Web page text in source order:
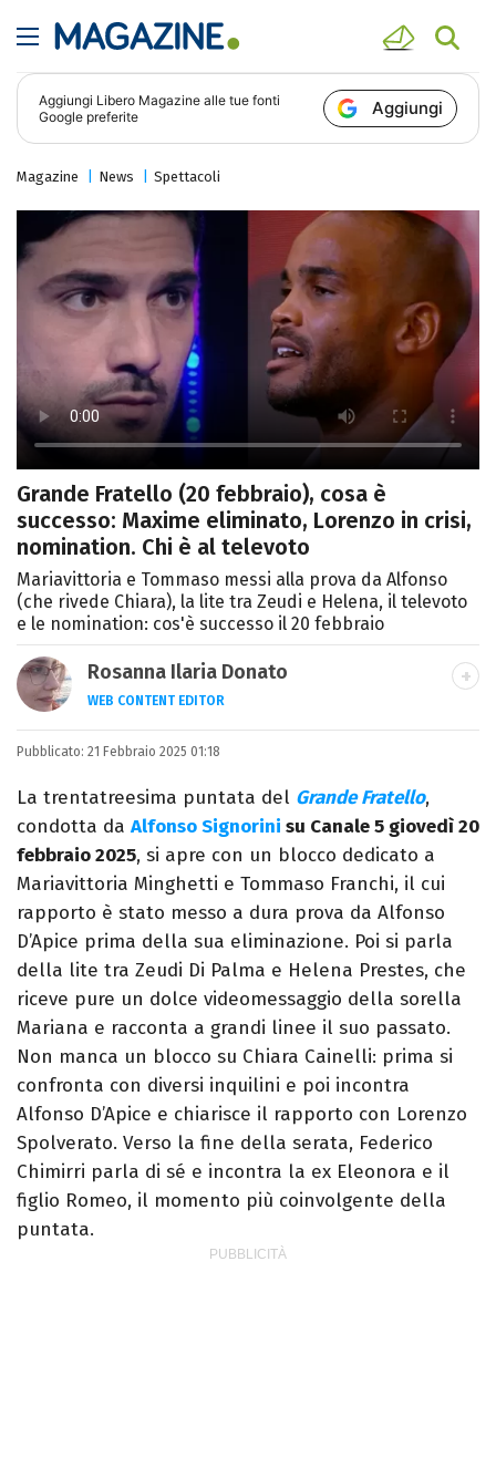
Aggiungi Libero Magazine alle tue fonti
Google preferite
Aggiungi
Magazine News Spettacoli
Grande Fratello (20 febbraio), cosa è
successo: Maxime eliminato, Lorenzo in crisi,
nomination. Chi è al televoto
Mariavittoria e Tommaso messi alla prova da Alfonso
(che rivede Chiara), la lite tra Zeudi e Helena, il televoto
e le nomination: cos'è successo il 20 febbraio
Rosanna Ilaria Donato
WEB CONTENT EDITOR
Laureata in Linguaggi dei Media, mi dedico
Ho lavorato come web content editor
freelance per diverse testate.
Pubblicato: 21 Febbraio 2025 01:18
La trentatreesima puntata del Grande Fratello,
condotta da Alfonso Signorini su Canale 5 giovedì 20
febbraio 2025, si apre con un blocco dedicato a
Mariavittoria Minghetti e Tommaso Franchi, il cui
rapporto è stato messo a dura prova da Alfonso
D’Apice prima della sua eliminazione. Poi si parla
della lite tra Zeudi Di Palma e Helena Prestes, che
riceve pure un dolce videomessaggio della sorella
Mariana e racconta a grandi linee il suo passato.
Non manca un blocco su Chiara Cainelli: prima si
confronta con diversi inquilini e poi incontra
Alfonso D’Apice e chiarisce il rapporto con Lorenzo
Spolverato. Verso la fine della serata, Federico
Chimirri parla di sé e incontra la ex Eleonora e il
figlio Romeo, il momento più coinvolgente della
puntata.